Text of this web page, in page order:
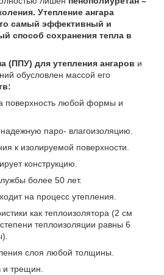
Утепление ангара
самый эффективный и
способ сохранения тепла в
(ППУ) для утепления ангаров и
обусловлен массой его
поверхность любой формы и
паро- влагоизоляцию.
к изолируемой поверхности.
конструкцию.
более 50 лет.
на процесс утепления.
как теплоизолятора (2 см
теплоизоляции равны 6
слоя любой толщины.
и трещин.